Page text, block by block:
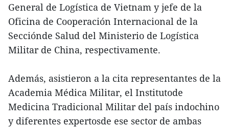
General de Logística de Vietnam y jefe de la
Oficina de Cooperación Internacional de la
Secciónde Salud del Ministerio de Logística
Militar de China, respectivamente.
Además, asistieron a la cita representantes de la
Academia Médica Militar, el Institutode
Medicina Tradicional Militar del país indochino
y diferentes expertosde ese sector de ambas